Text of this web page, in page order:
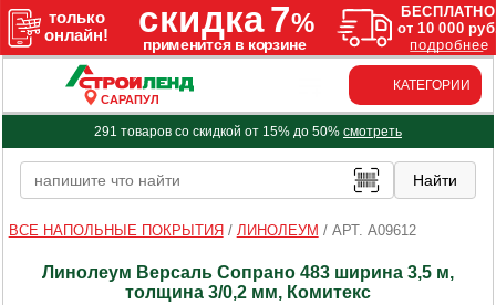
САРАПУЛ
КАТЕГОРИИ
291 товаров со скидкой от 15% до 50% смотреть
ВСЕ НАПОЛЬНЫЕ ПОКРЫТИЯ / ЛИНОЛЕУМ / АРТ. A09612
Линолеум Версаль Сопрано 483 ширина 3,5 м,
толщина 3/0,2 мм, Комитекс